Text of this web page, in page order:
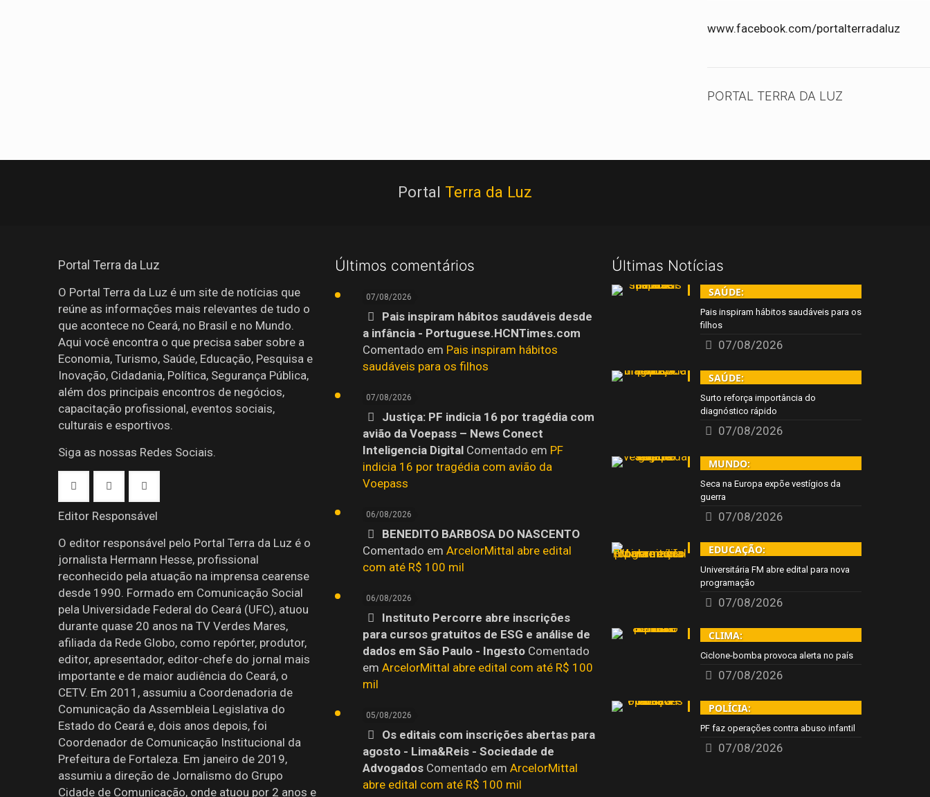
www.facebook.com/portalterradaluz
PORTAL TERRA DA LUZ
Portal Terra da Luz
Portal Terra da Luz
O Portal Terra da Luz é um site de notícias que
reúne as informações mais relevantes de tudo o
que acontece no Ceará, no Brasil e no Mundo.
Aqui você encontra o que precisa saber sobre a
Economia, Turismo, Saúde, Educação, Pesquisa e
Inovação, Cidadania, Política, Segurança Pública,
além dos principais encontros de negócios,
capacitação profissional, eventos sociais,
culturais e esportivos.
Siga as nossas Redes Sociais.
Editor Responsável
O editor responsável pelo Portal Terra da Luz é o
jornalista Hermann Hesse, profissional
reconhecido pela atuação na imprensa cearense
desde 1990. Formado em Comunicação Social
pela Universidade Federal do Ceará (UFC), atuou
durante quase 20 anos na TV Verdes Mares,
afiliada da Rede Globo, como repórter, produtor,
editor, apresentador, editor-chefe do jornal mais
importante e de maior audiência do Ceará, o
CETV. Em 2011, assumiu a Coordenadoria de
Comunicação da Assembleia Legislativa do
Estado do Ceará e, dois anos depois, foi
Coordenador de Comunicação Institucional da
Prefeitura de Fortaleza. Em janeiro de 2019,
assumiu a direção de Jornalismo do Grupo
Cidade de Comunicação, onde atuou por 2 anos e
Últimos comentários
07/08/2026
Pais inspiram hábitos saudáveis desde
a infância - Portuguese.HCNTimes.com
Comentado em Pais inspiram hábitos
saudáveis para os filhos
07/08/2026
Justiça: PF indicia 16 por tragédia com
avião da Voepass – News Conect
Inteligencia DigitalComentado em PF
indicia 16 por tragédia com avião da
Voepass
06/08/2026
BENEDITO BARBOSA DO NASCENTO
Comentado em ArcelorMittal abre edital
com até R$ 100 mil
06/08/2026
Instituto Percorre abre inscrições
para cursos gratuitos de ESG e análise de
dados em São Paulo - IngestoComentado
em ArcelorMittal abre edital com até R$ 100
mil
05/08/2026
Os editais com inscrições abertas para
agosto - Lima&Reis - Sociedade de
AdvogadosComentado em ArcelorMittal
abre edital com até R$ 100 mil
Últimas Notícias
SAÚDE:
Pais inspiram hábitos saudáveis para os
filhos
07/08/2026
SAÚDE:
Surto reforça importância do
diagnóstico rápido
07/08/2026
MUNDO:
Seca na Europa expõe vestígios da
guerra
07/08/2026
EDUCAÇÃO:
Universitária FM abre edital para nova
programação
07/08/2026
CLIMA:
Ciclone-bomba provoca alerta no país
07/08/2026
POLÍCIA:
PF faz operações contra abuso infantil
07/08/2026